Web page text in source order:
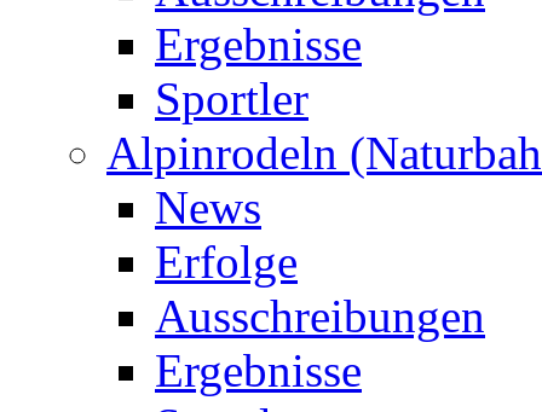
Ergebnisse
Sportler
Alpinrodeln
News
Erfolge
Ausschreibungen
Ergebnisse